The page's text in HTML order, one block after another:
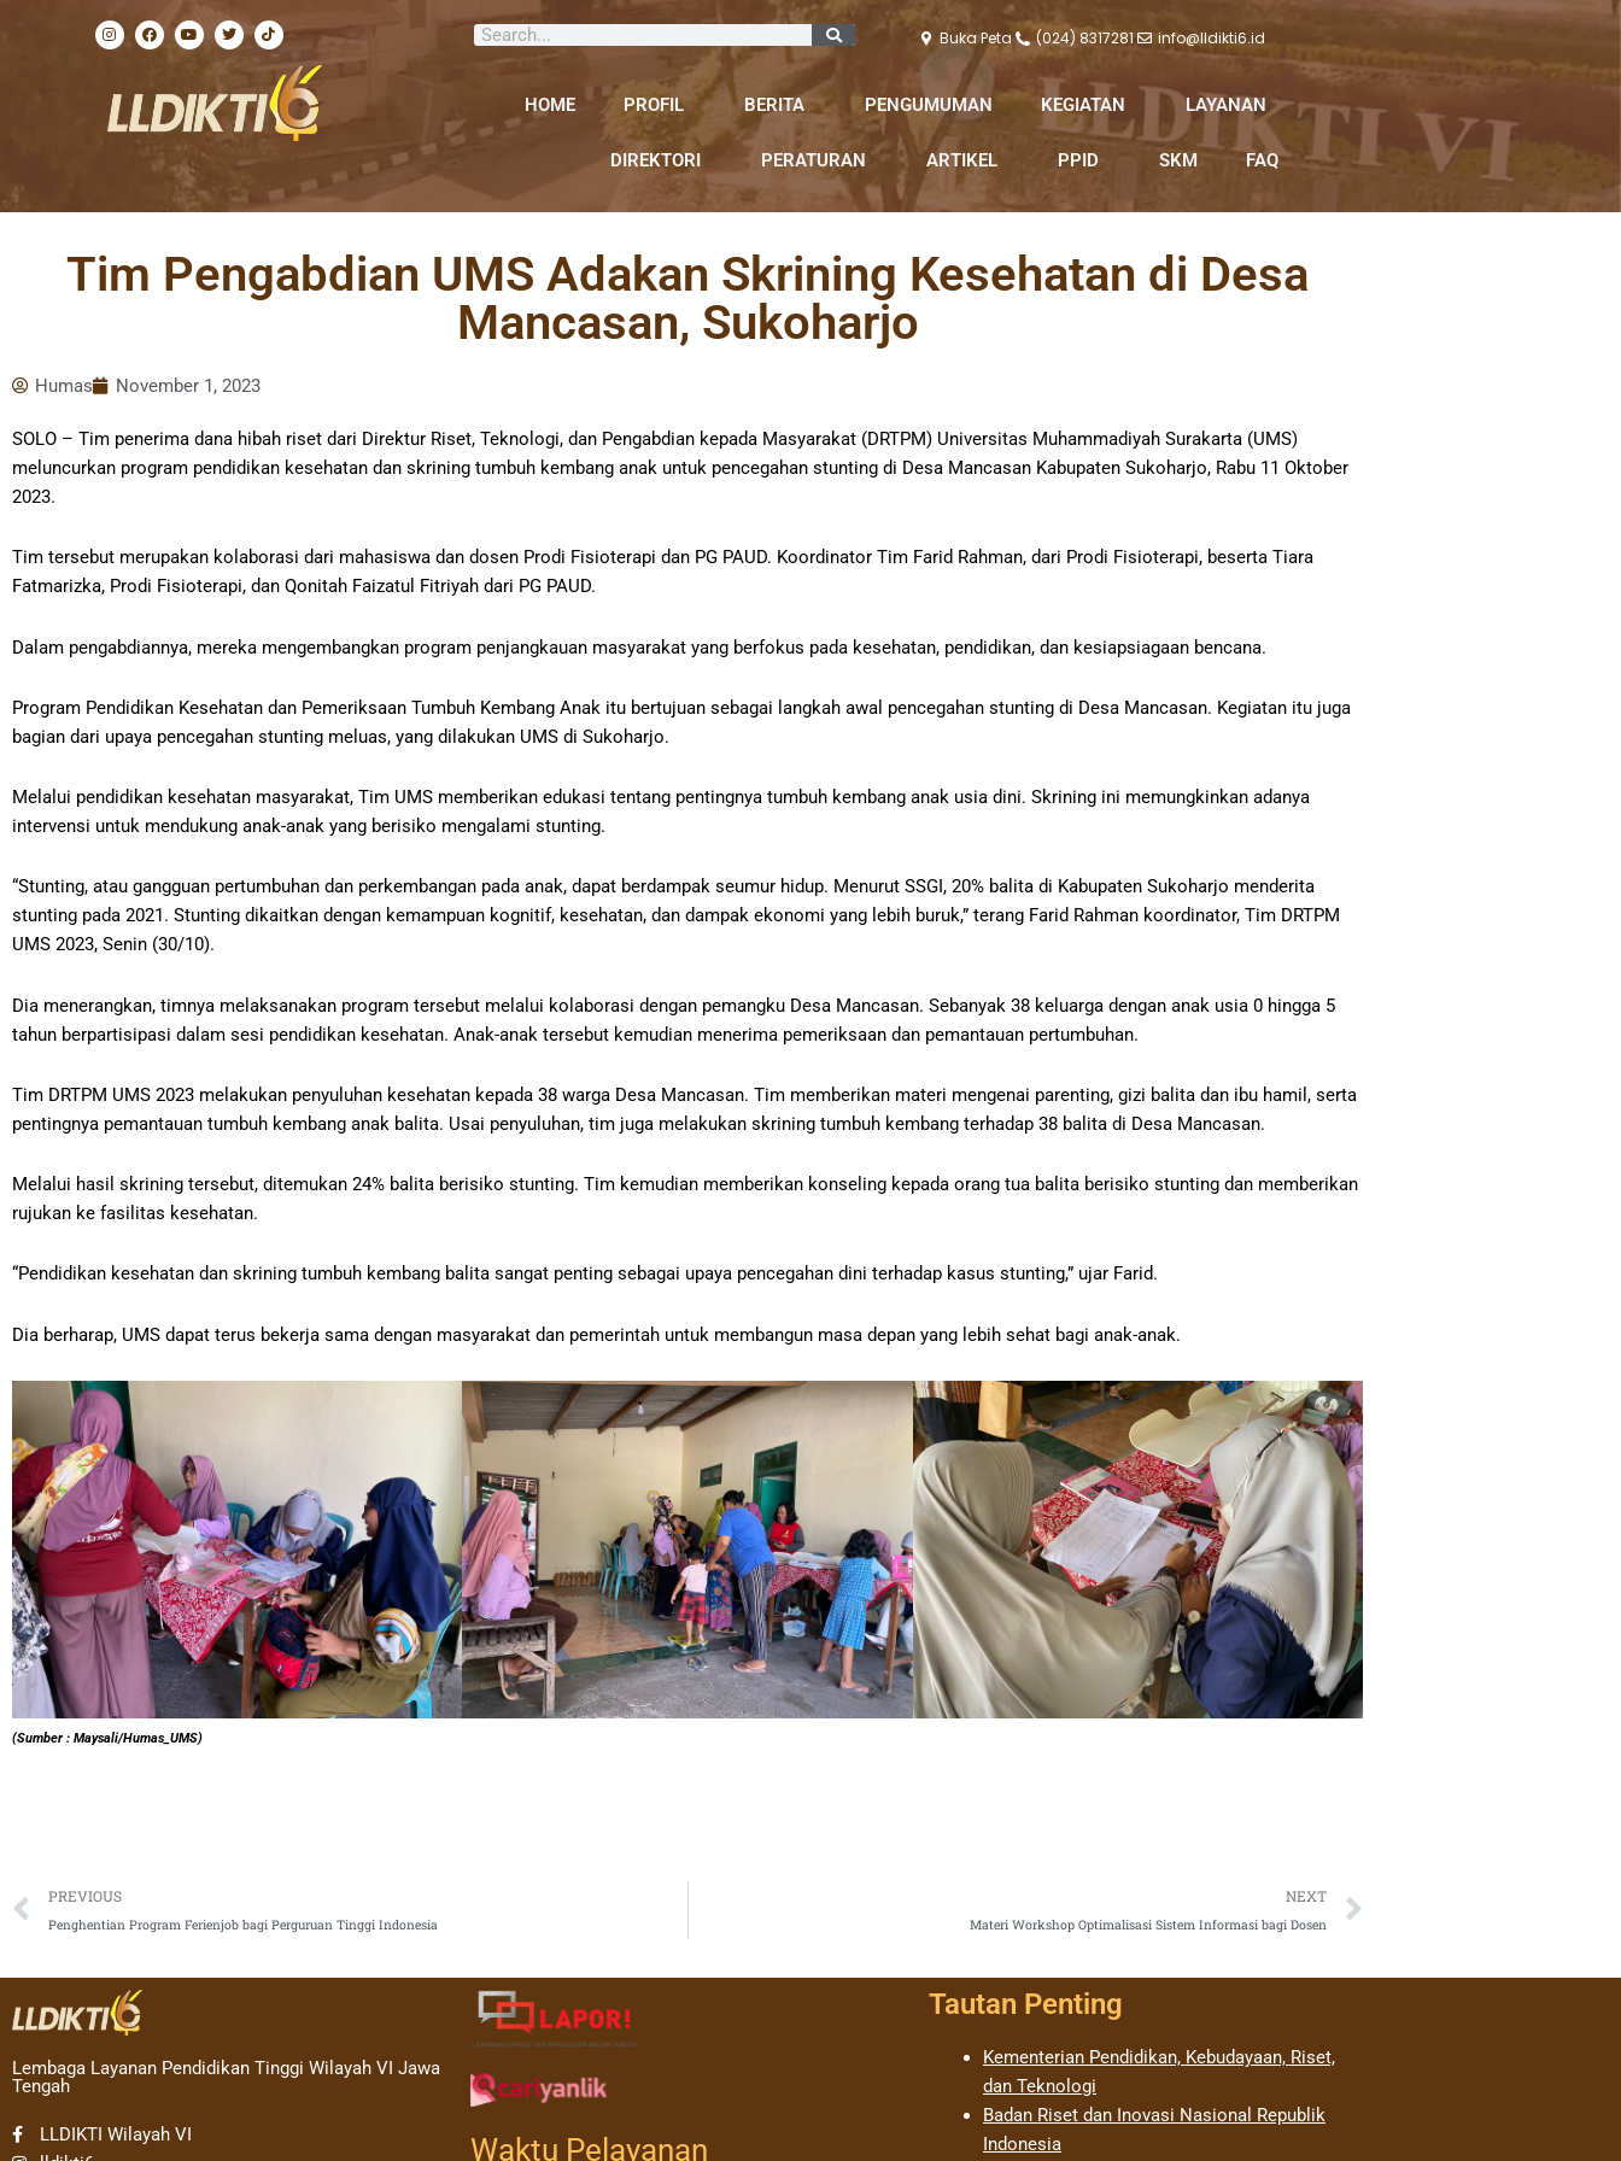
I
n
g
r
a
F
a
o
o
k
Y
o
b
e
T
w
e
T
i
t
o
k
Search Buka Peta (024) 8317281 info@lldikti6.id
HOME PROFIL BERITA PENGUMUMAN KEGIATAN LAYANAN
DIREKTORI PERATURAN ARTIKEL PPID SKM FAQ
Tim Pengabdian UMS Adakan Skrining Kesehatan di Desa
Mancasan, Sukoharjo
Humas November 1, 2023
SOLO – Tim penerima dana hibah riset dari Direktur Riset, Teknologi, dan Pengabdian kepada Masyarakat (DRTPM) Universitas Muhammadiyah Surakarta (UMS)
meluncurkan program pendidikan kesehatan dan skrining tumbuh kembang anak untuk pencegahan stunting di Desa Mancasan Kabupaten Sukoharjo, Rabu 11 Oktober
2023.
Tim tersebut merupakan kolaborasi dari mahasiswa dan dosen Prodi Fisioterapi dan PG PAUD. Koordinator Tim Farid Rahman, dari Prodi Fisioterapi, beserta Tiara
Fatmarizka, Prodi Fisioterapi, dan Qonitah Faizatul Fitriyah dari PG PAUD.
Dalam pengabdiannya, mereka mengembangkan program penjangkauan masyarakat yang berfokus pada kesehatan, pendidikan, dan kesiapsiagaan bencana.
Program Pendidikan Kesehatan dan Pemeriksaan Tumbuh Kembang Anak itu bertujuan sebagai langkah awal pencegahan stunting di Desa Mancasan. Kegiatan itu juga
bagian dari upaya pencegahan stunting meluas, yang dilakukan UMS di Sukoharjo.
Melalui pendidikan kesehatan masyarakat, Tim UMS memberikan edukasi tentang pentingnya tumbuh kembang anak usia dini. Skrining ini memungkinkan adanya
intervensi untuk mendukung anak-anak yang berisiko mengalami stunting.
“Stunting, atau gangguan pertumbuhan dan perkembangan pada anak, dapat berdampak seumur hidup. Menurut SSGI, 20% balita di Kabupaten Sukoharjo menderita
stunting pada 2021. Stunting dikaitkan dengan kemampuan kognitif, kesehatan, dan dampak ekonomi yang lebih buruk,” terang Farid Rahman koordinator, Tim DRTPM
UMS 2023, Senin (30/10).
Dia menerangkan, timnya melaksanakan program tersebut melalui kolaborasi dengan pemangku Desa Mancasan. Sebanyak 38 keluarga dengan anak usia 0 hingga 5
tahun berpartisipasi dalam sesi pendidikan kesehatan. Anak-anak tersebut kemudian menerima pemeriksaan dan pemantauan pertumbuhan.
Tim DRTPM UMS 2023 melakukan penyuluhan kesehatan kepada 38 warga Desa Mancasan. Tim memberikan materi mengenai parenting, gizi balita dan ibu hamil, serta
pentingnya pemantauan tumbuh kembang anak balita. Usai penyuluhan, tim juga melakukan skrining tumbuh kembang terhadap 38 balita di Desa Mancasan.
Melalui hasil skrining tersebut, ditemukan 24% balita berisiko stunting. Tim kemudian memberikan konseling kepada orang tua balita berisiko stunting dan memberikan
rujukan ke fasilitas kesehatan.
“Pendidikan kesehatan dan skrining tumbuh kembang balita sangat penting sebagai upaya pencegahan dini terhadap kasus stunting,” ujar Farid.
Dia berharap, UMS dapat terus bekerja sama dengan masyarakat dan pemerintah untuk membangun masa depan yang lebih sehat bagi anak-anak.
(Sumber : Maysali/Humas_UMS)
Prev
PREVIOUS
Penghentian Program Ferienjob bagi Perguruan Tinggi Indonesia
NEXT
Materi Workshop Optimalisasi Sistem Informasi bagi Dosen
Lembaga Layanan Pendidikan Tinggi Wilayah VI Jawa
Tengah
LLDIKTI Wilayah VI
Waktu Pelayanan
Tautan Penting
Kementerian Pendidikan, Kebudayaan, Riset,
dan Teknologi
Badan Riset dan Inovasi Nasional Republik
Indonesia